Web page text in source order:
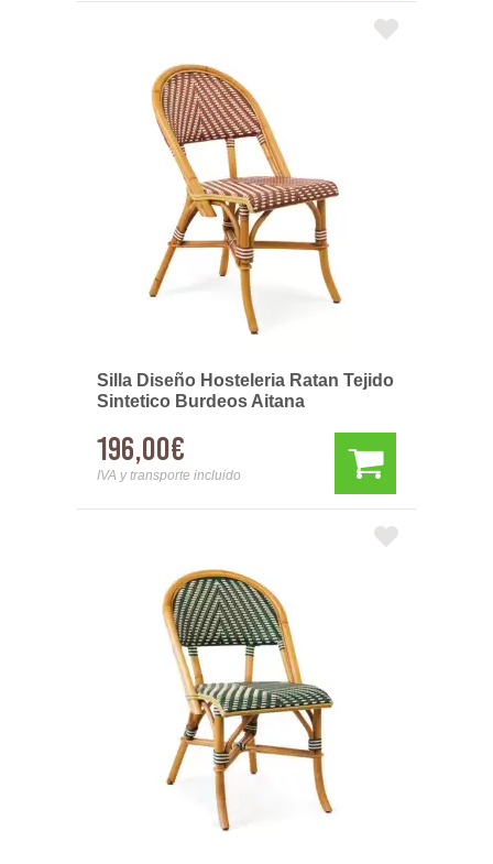
Silla Diseño Hosteleria Ratan Tejido
Sintetico Burdeos Aitana
196,00€
IVA y transporte incluido